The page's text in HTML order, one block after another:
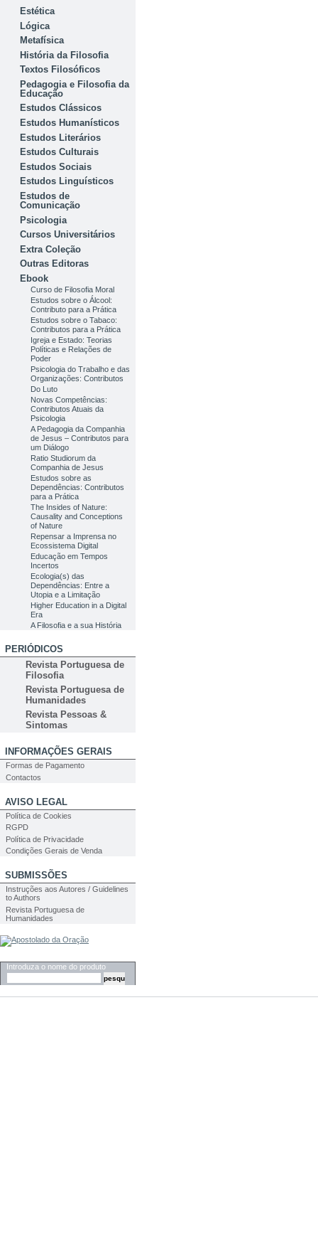
Estética
Lógica
Metafísica
História da Filosofia
Textos Filosóficos
Pedagogia e Filosofia da
Educação
Estudos Clássicos
Estudos Humanísticos
Estudos Literários
Estudos Culturais
Estudos Sociais
Estudos Linguísticos
Estudos de
Comunicação
Psicologia
Cursos Universitários
Extra Coleção
Outras Editoras
Ebook
Curso de Filosofia Moral
Estudos sobre o Álcool:
Contributo para a Prática
Estudos sobre o Tabaco:
Contributos para a Prática
Igreja e Estado: Teorias
Políticas e Relações de
Poder
Psicologia do Trabalho e das
Organizações: Contributos
Do Luto
Novas Competências:
Contributos Atuais da
Psicologia
A Pedagogia da Companhia
de Jesus – Contributos para
um Diálogo
Ratio Studiorum da
Companhia de Jesus
Estudos sobre as
Dependências: Contributos
para a Prática
The Insides of Nature:
Causality and Conceptions
of Nature
Repensar a Imprensa no
Ecossistema Digital
Educação em Tempos
Incertos
Ecologia(s) das
Dependências: Entre a
Utopia e a Limitação
Higher Education in a Digital
Era
A Filosofia e a sua História
PERIÓDICOS
Revista Portuguesa de
Filosofia
Revista Portuguesa de
Humanidades
Revista Pessoas &
Sintomas
INFORMAÇÕES GERAIS
Formas de Pagamento
Contactos
AVISO LEGAL
Política de Cookies
RGPD
Política de Privacidade
Condições Gerais de Venda
SUBMISSÕES
Instruções aos Autores / Guidelines
to Authors
Revista Portuguesa de
Humanidades
Introduza o nome do produto